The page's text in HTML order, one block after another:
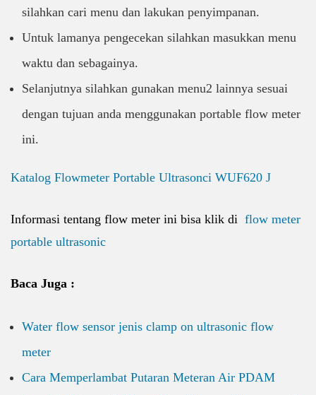
silahkan cari menu dan lakukan penyimpanan.
Untuk lamanya pengecekan silahkan masukkan menu
waktu dan sebagainya.
Selanjutnya silahkan gunakan menu2 lainnya sesuai
dengan tujuan anda menggunakan portable flow meter
ini.
Katalog Flowmeter Portable Ultrasonci WUF620 J
Informasi tentang flow meter ini bisa klik di flow meter
portable ultrasonic
Baca Juga :
Water flow sensor jenis clamp on ultrasonic flow
meter
Cara Memperlambat Putaran Meteran Air PDAM